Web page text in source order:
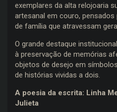
exemplares da alta relojoaria
artesanal em couro,
de família que atravessam
O grande destaque
à preservação de memórias
objetos de desejo em
de histórias vividas a dois.
A poesia da escrita: Linha
Julieta